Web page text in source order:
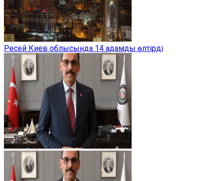
Ресей Киев облысында 14 адамды өлтірді